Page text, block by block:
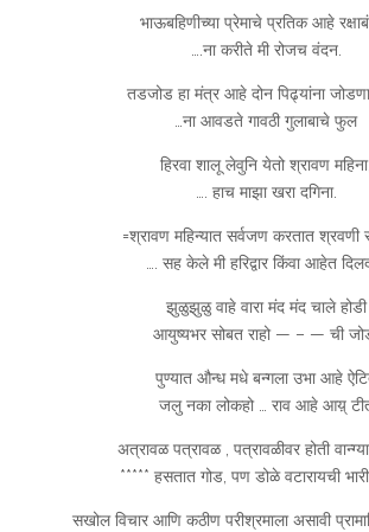
भाऊबहिणीच्या प्रेमाचे प्रतिक आहे
….ना करीते मी रोजच वंदन.
तडजोड हा मंत्र आहे दोन पिढ्यांना
…ना आवडते गावठी गुलाबाचे फुल
हिरवा शालू लेवुनि येतो श्रावण महिना,
…. हाच माझा खरा दगिना.
=श्रावण महिन्यात सर्वजण करतात श्रवणी
…. सह केले मी हरिद्वार किंवा आहेत
झुळुझुळु वाहे वारा मंद मंद चाले होडी
आयुष्यभर सोबत राहो — – — ची
पुण्यात औन्ध मधे बन्गला उभा आहे
जलु नका लोकहो … राव आहे आय़्
अत्रावळ पत्रावळ , पत्रावळीवर होती
***** हसतात गोड, पण डोळे वटारायची
सखोल विचार आणि कठीण परीश्रमाला असावी